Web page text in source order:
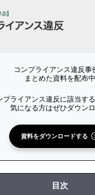
コンプライアンス違反事
まとめた資料を配布中
プライアンス違反に該当す
気になる方はぜひダウン
資料をダウンロードする
目次